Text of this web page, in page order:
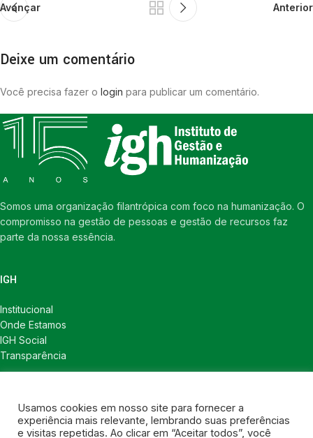
Avançar Anterior
Deixe um comentário
Você precisa fazer o login para publicar um comentário.
Somos uma organização filantrópica com foco na humanização. O
compromisso na gestão de pessoas e gestão de recursos faz
parte da nossa essência.
IGH
Institucional
Onde Estamos
IGH Social
Transparência
Notícias
Política de Privacidade
Usamos cookies em nosso site para fornecer a
experiência mais relevante, lembrando suas preferências
e visitas repetidas. Ao clicar em “Aceitar todos”, você